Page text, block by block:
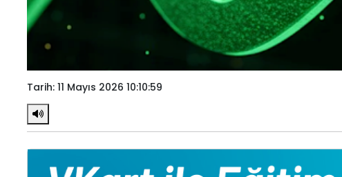
Tarih: 11 Mayıs 2026 10:10:59